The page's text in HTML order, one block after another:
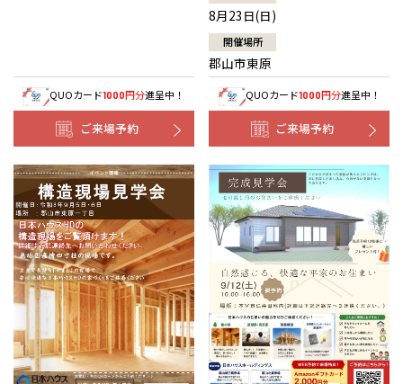
QUOカード1000円分進呈中！
ご来場予約
8月23日(日)
開催場所
郡山市東原
QUOカード1000円分進呈中！
ご来場予約